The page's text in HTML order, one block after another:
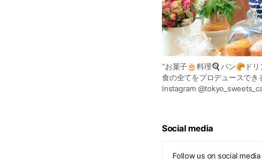
“お菓子🎂料理🍳パン🥐ドリ
食の全てをプロデュースでき
Instagram
Social media
Follow us on social media